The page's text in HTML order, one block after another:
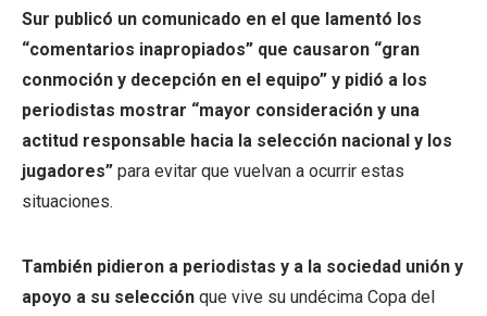
Sur publicó un comunicado en el que lamentó los
“comentarios inapropiados” que causaron “gran
conmoción y decepción en el equipo” y pidió a los
periodistas mostrar “mayor consideración y una
actitud responsable hacia la selección nacional y los
jugadores” para evitar que vuelvan a ocurrir estas
situaciones.
También pidieron a periodistas y a la sociedad unión y
apoyo a su selección que vive su undécima Copa del